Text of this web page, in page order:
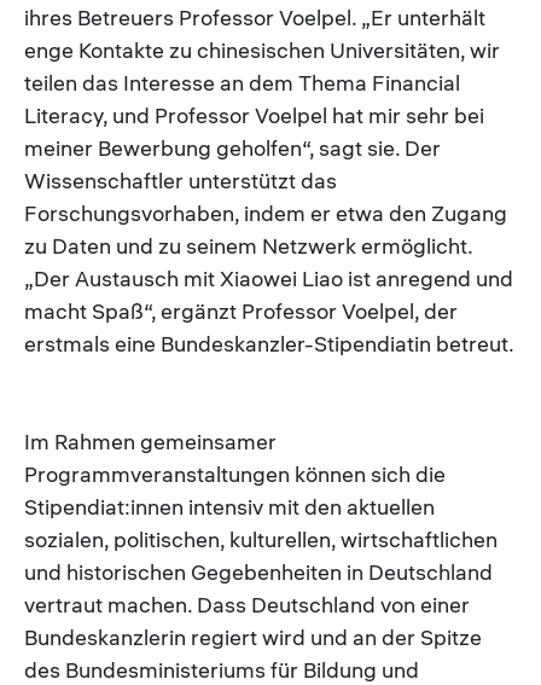
ihres Betreuers Professor Voelpel. „Er unterhält
enge Kontakte zu chinesischen Universitäten, wir
teilen das Interesse an dem Thema Financial
Literacy, und Professor Voelpel hat mir sehr bei
meiner Bewerbung geholfen“, sagt sie. Der
Wissenschaftler unterstützt das
Forschungsvorhaben, indem er etwa den Zugang
zu Daten und zu seinem Netzwerk ermöglicht.
„Der Austausch mit Xiaowei Liao ist anregend und
macht Spaß“, ergänzt Professor Voelpel, der
erstmals eine Bundeskanzler-Stipendiatin betreut.
Im Rahmen gemeinsamer
Programmveranstaltungen können sich die
Stipendiat:innen intensiv mit den aktuellen
sozialen, politischen, kulturellen, wirtschaftlichen
und historischen Gegebenheiten in Deutschland
vertraut machen. Dass Deutschland von einer
Bundeskanzlerin regiert wird und an der Spitze
des Bundesministeriums für Bildung und